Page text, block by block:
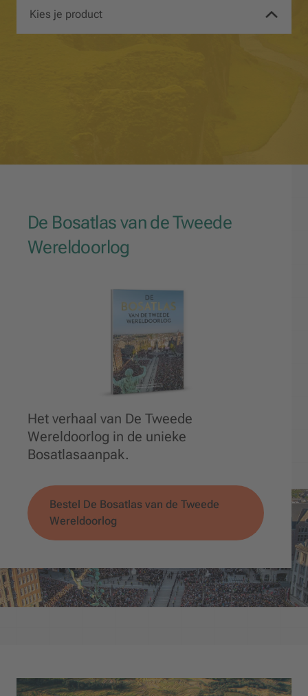
De Bosatlas van de Tweede
Wereldoorlog
Het verhaal van De Tweede
Wereldoorlog in de unieke
Bosatlasaanpak.
Bestel De Bosatlas van de Tweede
Wereldoorlog